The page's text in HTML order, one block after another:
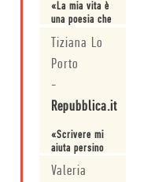
«La mia vita è
una poesia che
James Franco
Tiziana Lo
Porto
-
Repubblica.it
«Scrivere mi
aiuta persino
In fondo il
Valeria